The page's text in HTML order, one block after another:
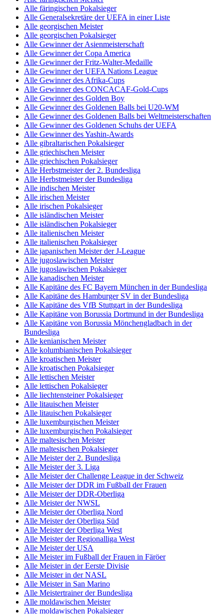
Alle färingischen Pokalsieger
Alle Generalsekretäre der UEFA in einer Liste
Alle georgischen Meister
Alle georgischen Pokalsieger
Alle Gewinner der Asienmeisterschaft
Alle Gewinner der Copa America
Alle Gewinner der Fritz-Walter-Medaille
Alle Gewinner der UEFA Nations League
Alle Gewinner des Afrika-Cups
Alle Gewinner des CONCACAF-Gold-Cups
Alle Gewinner des Golden Boy
Alle Gewinner des Goldenen Balls bei U20-WM
Alle Gewinner des Goldenen Balls bei Weltmeisterschaften
Alle Gewinner des Goldenen Schuhs der UEFA
Alle Gewinner des Yashin-Awards
Alle gibraltarischen Pokalsieger
Alle griechischen Meister
Alle griechischen Pokalsieger
Alle Herbstmeister der 2. Bundesliga
Alle Herbstmeister der Bundesliga
Alle indischen Meister
Alle irischen Meister
Alle irischen Pokalsieger
Alle isländischen Meister
Alle isländischen Pokalsieger
Alle italienischen Meister
Alle italienischen Pokalsieger
Alle japanischen Meister der J-League
Alle jugoslawischen Meister
Alle jugoslawischen Pokalsieger
Alle kanadischen Meister
Alle Kapitäne des FC Bayern München in der Bundesliga
Alle Kapitäne des Hamburger SV in der Bundesliga
Alle Kapitäne des VfB Stuttgart in der Bundesliga
Alle Kapitäne von Borussia Dortmund in der Bundesliga
Alle Kapitäne von Borussia Mönchengladbach in der
Bundesliga
Alle kenianischen Meister
Alle kolumbianischen Pokalsieger
Alle kroatischen Meister
Alle kroatischen Pokalsieger
Alle lettischen Meister
Alle lettischen Pokalsieger
Alle liechtensteiner Pokalsieger
Alle litauischen Meister
Alle litauischen Pokalsieger
Alle luxemburgischen Meister
Alle luxemburgischen Pokalsieger
Alle maltesischen Meister
Alle maltesischen Pokalsieger
Alle Meister der 2. Bundesliga
Alle Meister der 3. Liga
Alle Meister der Challenge League in der Schweiz
Alle Meister der DDR im Fußball der Frauen
Alle Meister der DDR-Oberliga
Alle Meister der NWSL
Alle Meister der Oberliga Nord
Alle Meister der Oberliga Süd
Alle Meister der Oberliga West
Alle Meister der Regionalliga West
Alle Meister der USA
Alle Meister im Fußball der Frauen in Färöer
Alle Meister in der Eerste Divisie
Alle Meister in der NASL
Alle Meister in San Marino
Alle Meistertrainer der Bundesliga
Alle moldawischen Meister
Alle moldawischen Pokalsieger